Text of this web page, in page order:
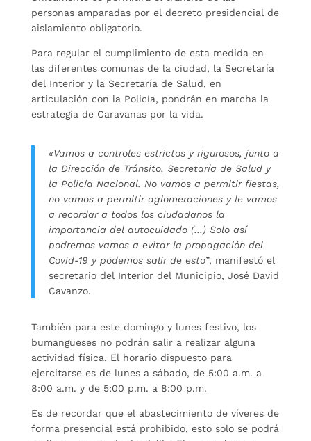
personas amparadas por el decreto presidencial de
aislamiento obligatorio.
Para regular el cumplimiento de esta medida en
las diferentes comunas de la ciudad, la Secretaría
del Interior y la Secretaría de Salud, en
articulación con la Policía, pondrán en marcha la
estrategia de Caravanas por la vida.
«Vamos a controles estrictos y rigurosos, junto a
la Dirección de Tránsito, Secretaría de Salud y
la Policía Nacional. No vamos a permitir fiestas,
no vamos a permitir aglomeraciones y le vamos
a recordar a todos los ciudadanos la
importancia del autocuidado (…) Solo así
podremos vamos a evitar la propagación del
Covid-19 y podemos salir de esto”, manifestó el
secretario del Interior del Municipio, José David
Cavanzo.
También para este domingo y lunes festivo, los
bumangueses no podrán salir a realizar alguna
actividad física. El horario dispuesto para
ejercitarse es de lunes a sábado, de 5:00 a.m. a
8:00 a.m. y de 5:00 p.m. a 8:00 p.m.
Es de recordar que el abastecimiento de víveres de
forma presencial está prohibido, esto solo se podrá